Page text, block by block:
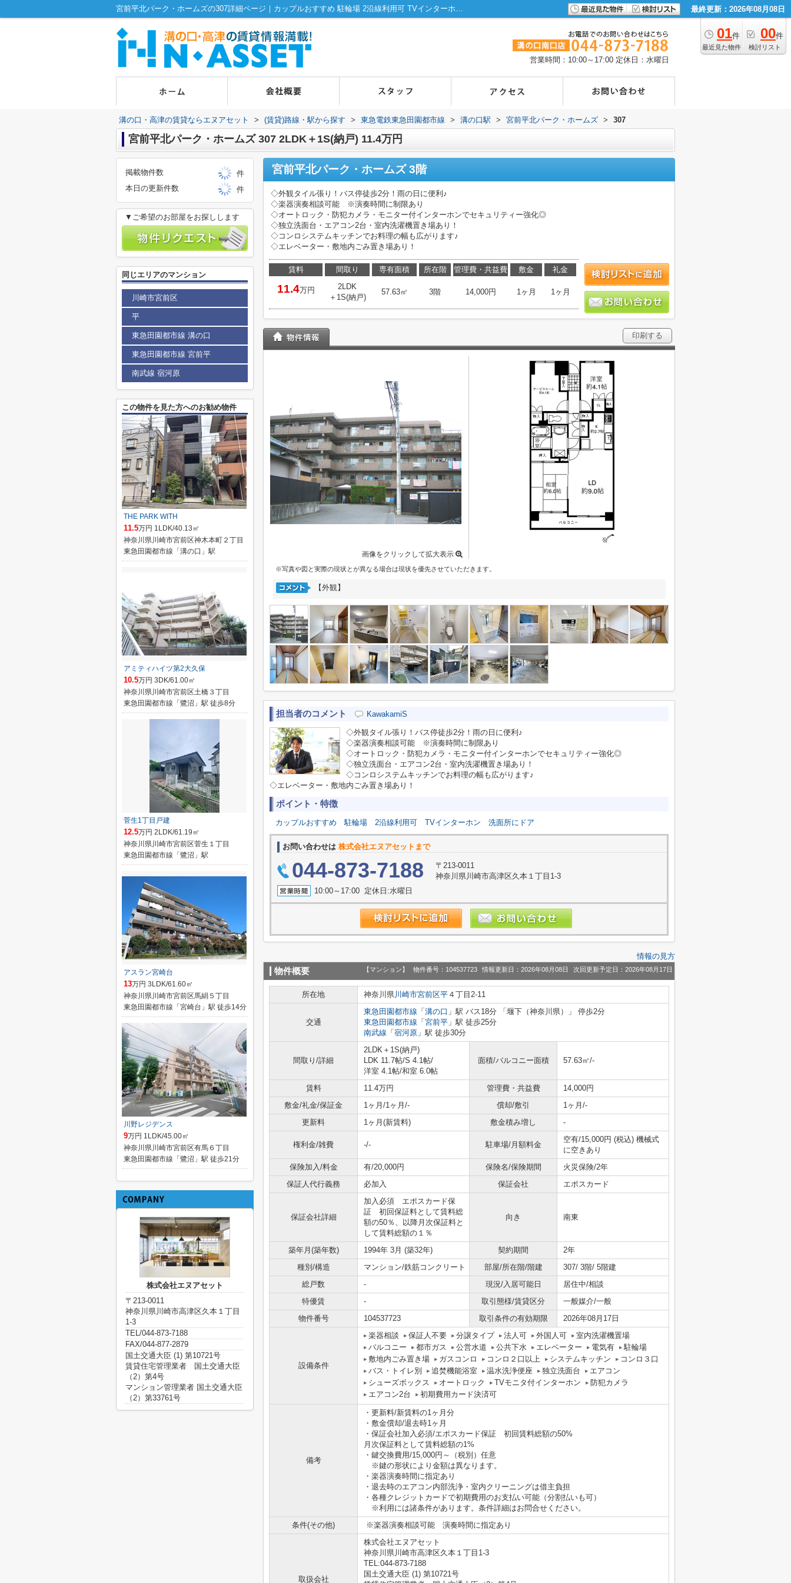
宮前平北パーク・ホームズの307詳細ページ｜カップルおすすめ 駐輪場 2沿線利用可 TVインターホン 洗面所にドア｜賃貸でお探しなら溝の口・高津のエヌアセット 最終更新：2026年08月08日
01件
最近見た物件
00件
検討リスト
営業時間：10:00～17:00 定休日：水曜日
溝の口・高津の賃貸ならエヌアセット > (賃貸)路線・駅から探す > 東急電鉄東急田園都市線 > 溝の口駅 > 宮前平北パーク・ホームズ > 307
宮前平北パーク・ホームズ 307 2LDK＋1S(納戸) 11.4万円
宮前平北パーク・ホームズ 3階
◇外観タイル張り！バス停徒歩2分！雨の日に便利♪
◇楽器演奏相談可能 ※演奏時間に制限あり
◇オートロック・防犯カメラ・モニター付インターホンでセキュリティー強化◎
◇独立洗面台・エアコン2台・室内洗濯機置き場あり！
◇コンロシステムキッチンでお料理の幅も広がります♪
◇エレベーター・敷地内ごみ置き場あり！
賃料
11.4万円
間取り
2LDK
＋1S(納戸)
専有面積
57.63㎡
所在階
3階
管理費・共益費
14,000円
敷金
1ヶ月
礼金
1ヶ月
印刷する
画像をクリックして拡大表示
※写真や図と実際の現状とが異なる場合は現状を優先させていただきます。
【外観】
担当者のコメント KawakamiS
◇外観タイル張り！バス停徒歩2分！雨の日に便利♪
◇楽器演奏相談可能 ※演奏時間に制限あり
◇オートロック・防犯カメラ・モニター付インターホンでセキュリティー強化◎
◇独立洗面台・エアコン2台・室内洗濯機置き場あり！
◇コンロシステムキッチンでお料理の幅も広がります♪
◇エレベーター・敷地内ごみ置き場あり！
ポイント・特徴
カップルおすすめ 駐輪場 2沿線利用可 TVインターホン 洗面所にドア
お問い合わせは 株式会社エヌアセットまで
044-873-7188
〒213-0011
神奈川県川崎市高津区久本１丁目1-3
10:00～17:00 定休日:水曜日
情報の見方
物件概要 【マンション】 物件番号：104537723 情報更新日：2026年08月08日 次回更新予定日：2026年08月17日
所在地 神奈川県川崎市宮前区平 ４丁目2-11
交通
東急田園都市線 「 溝の口 」駅 バス18分 「堰下（神奈川県）」 停歩2分
東急田園都市線 「 宮前平 」駅 徒歩25分
南武線 「 宿河原 」駅 徒歩30分
間取り/詳細
2LDK＋1S(納戸)
LDK 11.7帖/S 4.1帖/
洋室 4.1帖/和室 6.0帖
面積/バルコニー面積 57.63㎡/-
賃料 11.4万円 管理費・共益費
14,000円
敷金/礼金/保証金
1ヶ月/1ヶ月/- 償却/敷引
1ヶ月/-
更新料
1ヶ月(新賃料) 敷金積み増し -
権利金/雑費 -/- 駐車場/月額料金
空有/15,000円 (税込) 機械式
に空きあり
保険加入/料金
有/20,000円 保険名/保険期間
火災保険/2年
保証人代行義務
必加入 保証会社 エポスカード
保証会社詳細
加入必須 エポスカード保
証 初回保証料として賃料総
額の50％、以降月次保証料と
して賃料総額の１％
向き 南東
築年月(築年数) 1994年 3月 (築32年) 契約期間
2年
種別/構造
マンション/鉄筋コンクリート 部屋/所在階/階建
307/ 3階/ 5階建
総戸数
- 現況/入居可能日
居住中/相談
特優賃
- 取引態様/賃貸区分
一般媒介/一般
物件番号
104537723 取引条件の有効期限 2026年08月17日
設備条件
楽器相談 保証人不要 分譲タイプ 法人可 外国人可
室内洗濯機置場
バルコニー
都市ガス 公営水道 公共下水 エレベーター 電気有
駐輪場
敷地内ごみ置き場
ガスコンロ コンロ２口以上 システムキッチン
コンロ３口
バス・トイレ別
追焚機能浴室 温水洗浄便座 独立洗面台
エアコン
シューズボックス
オートロック TVモニタ付インターホン
防犯カメラ
エアコン2台
初期費用カード決済可
備考
・更新料/新賃料の1ヶ月分
・敷金償却/退去時1ヶ月
・保証会社加入必須/エポスカード保証 初回賃料総額の50%
月次保証料として賃料総額の1%
・鍵交換費用/15,000円～（税別）任意
※鍵の形状により金額は異なります。
・楽器演奏時間に指定あり
・退去時のエアコン内部洗浄・室内クリーニングは借主負担
・各種クレジットカードで初期費用のお支払い可能（分割払いも可）
※利用には諸条件があります。条件詳細はお問合せください。
条件(その他)
※楽器演奏相談可能 演奏時間に指定あり
取扱会社
株式会社エヌアセット
神奈川県川崎市高津区久本１丁目1-3
TEL:044-873-7188
国土交通大臣 (1) 第10721号
掲載物件数
件
本日の更新件数
件
▼ご希望のお部屋をお探しします
同じエリアのマンション
川崎市宮前区
平
東急田園都市線 溝の口
東急田園都市線 宮前平
南武線 宿河原
この物件を見た方へのお勧め物件
THE PARK WITH
11.5万円 1LDK/40.13㎡
神奈川県川崎市宮前区神木本町２丁目
東急田園都市線「溝の口」駅
アミティハイツ第2大久保
10.5万円 3DK/61.00㎡
神奈川県川崎市宮前区土橋３丁目
東急田園都市線「鷺沼」駅 徒歩8分
菅生1丁目戸建
12.5万円 2LDK/61.19㎡
神奈川県川崎市宮前区菅生１丁目
東急田園都市線「鷺沼」駅
アスラン宮崎台
13万円 3LDK/61.60㎡
神奈川県川崎市宮前区馬絹５丁目
東急田園都市線「宮崎台」駅 徒歩14分
川野レジデンス
9万円 1LDK/45.00㎡
神奈川県川崎市宮前区有馬６丁目
東急田園都市線「鷺沼」駅 徒歩21分
株式会社エヌアセット
〒213-0011
神奈川県川崎市高津区久本１丁目
1-3
TEL/044-873-7188
FAX/044-877-2879
国土交通大臣 (1) 第10721号
賃貸住宅管理業者 国土交通大臣
（2）第4号
マンション管理業者 国土交通大臣
（2）第33761号